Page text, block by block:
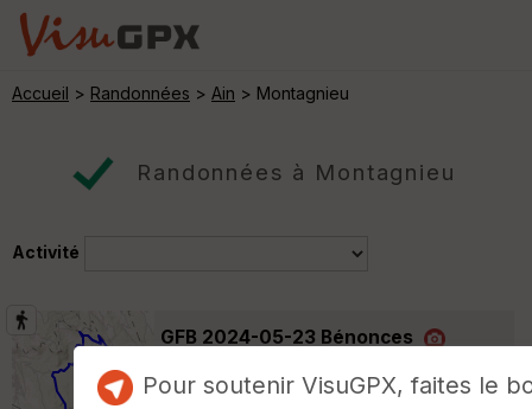
Accueil > Randonnées > Ain > Montagnieu
Randonnées à Montagnieu
Activité
GFB 2024-05-23 Bénonces
Randonnée Pédestre 19 km 780 m
Pour soutenir VisuGPX, faites le